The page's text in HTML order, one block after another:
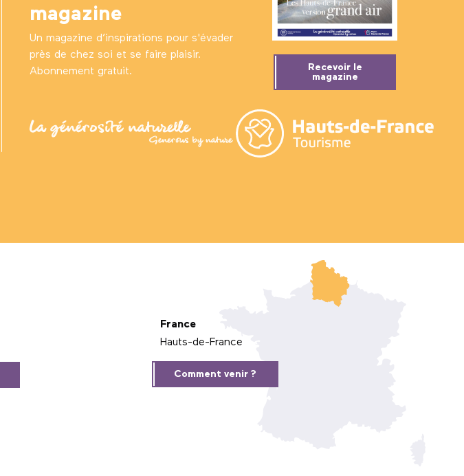
magazine
Un magazine d’inspirations pour s'évader
près de chez soi et se faire plaisir.
Abonnement gratuit.
Recevoir le
magazine
France
Hauts-de-France
Comment venir ?